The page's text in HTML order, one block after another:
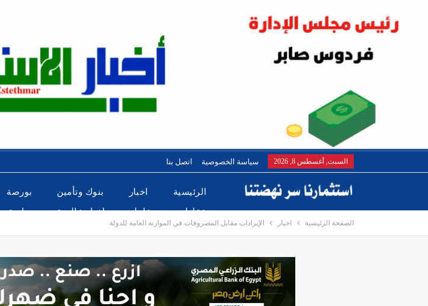
السبت, أغسطس 8, 2026 سياسة الخصوصية اتصل بنا
الرئيسية اخبار بنوك وتأمين بورصة
عقارات عاجل اخبار عالمية رياضة
الصفحة الرئيسية اخبار الإيرادات مقابل المصروفات في الموازنة العامة للدولة